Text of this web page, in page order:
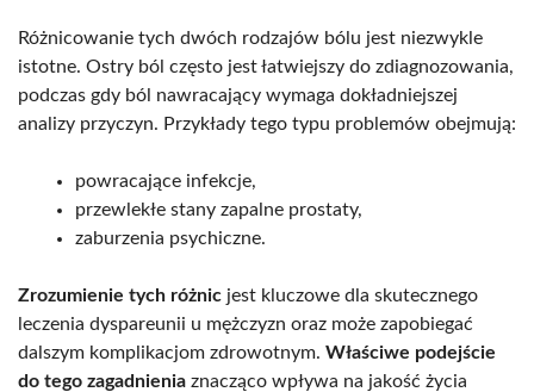
Różnicowanie tych dwóch rodzajów bólu jest niezwykle
istotne. Ostry ból często jest łatwiejszy do zdiagnozowania,
podczas gdy ból nawracający wymaga dokładniejszej
analizy przyczyn. Przykłady tego typu problemów obejmują:
powracające infekcje,
przewlekłe stany zapalne prostaty,
zaburzenia psychiczne.
Zrozumienie tych różnic jest kluczowe dla skutecznego
leczenia dyspareunii u mężczyzn oraz może zapobiegać
dalszym komplikacjom zdrowotnym. Właściwe podejście
do tego zagadnienia znacząco wpływa na jakość życia